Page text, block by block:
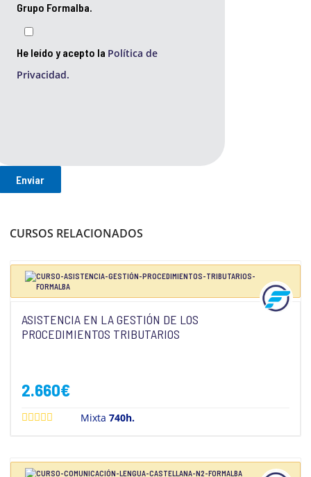
Grupo Formalba.
He leído y acepto la Política de
Privacidad.
CURSOS RELACIONADOS
ASISTENCIA EN LA GESTIÓN DE LOS
PROCEDIMIENTOS TRIBUTARIOS
2.660€
Mixta740h.